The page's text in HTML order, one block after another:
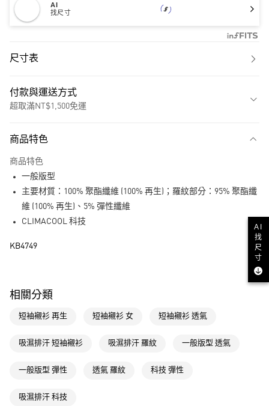
AI
找尺寸
尺寸表
付款與運送方式
超取滿NT$1,500免運
LINE Pay
運送方式
付款後全家取貨
每筆NT$80，滿NT$1,500(含以上)免運費
萊爾富取貨付款
每筆NT$80，滿NT$1,500(含以上)免運費
商品特色
商品特色
一般版型
主要材質：100% 聚酯纖維 (100% 再生)；羅紋部分：95% 聚酯纖
維 (100% 再生)、5% 彈性纖維
CLIMACOOL 科技
KB4749
相關分類
短袖襯衫 再生 短袖襯衫 女 短袖襯衫 透氣
吸濕排汗 短袖襯衫 吸濕排汗 羅紋 一般版型 透氣
一般版型 彈性 透氣 羅紋 科技 彈性
吸濕排汗 科技
AI
找
尺
寸